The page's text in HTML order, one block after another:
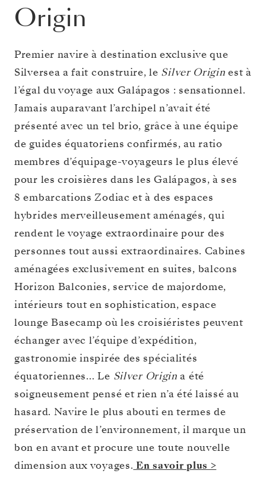
Origin
Premier navire à destination exclusive que
Silversea a fait construire, le Silver Origin est à
l’égal du voyage aux Galápagos : sensationnel.
Jamais auparavant l’archipel n’avait été
présenté avec un tel brio, grâce à une équipe
de guides équatoriens confirmés, au ratio
membres d’équipage-voyageurs le plus élevé
pour les croisières dans les Galápagos, à ses
8 embarcations Zodiac et à des espaces
hybrides merveilleusement aménagés, qui
rendent le voyage extraordinaire pour des
personnes tout aussi extraordinaires. Cabines
aménagées exclusivement en suites, balcons
Horizon Balconies, service de majordome,
intérieurs tout en sophistication, espace
lounge Basecamp où les croisiéristes peuvent
échanger avec l’équipe d’expédition,
gastronomie inspirée des spécialités
équatoriennes… Le Silver Origin a été
soigneusement pensé et rien n’a été laissé au
hasard. Navire le plus abouti en termes de
préservation de l’environnement, il marque un
bon en avant et procure une toute nouvelle
dimension aux voyages. En savoir plus >